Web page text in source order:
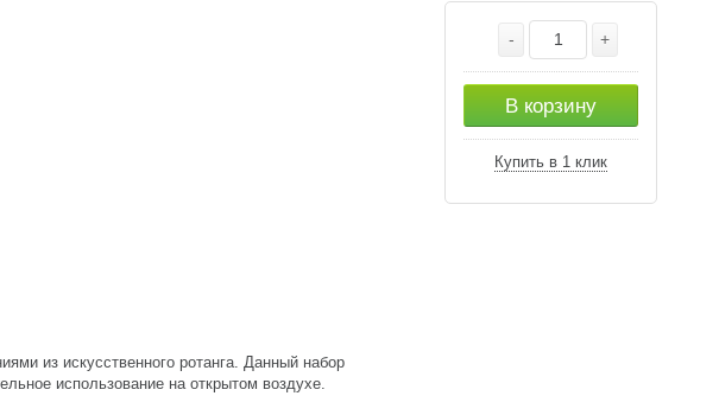
- +
В корзину
Купить в 1 клик
из искусственного ротанга. Данный набор
использование на открытом воздухе.